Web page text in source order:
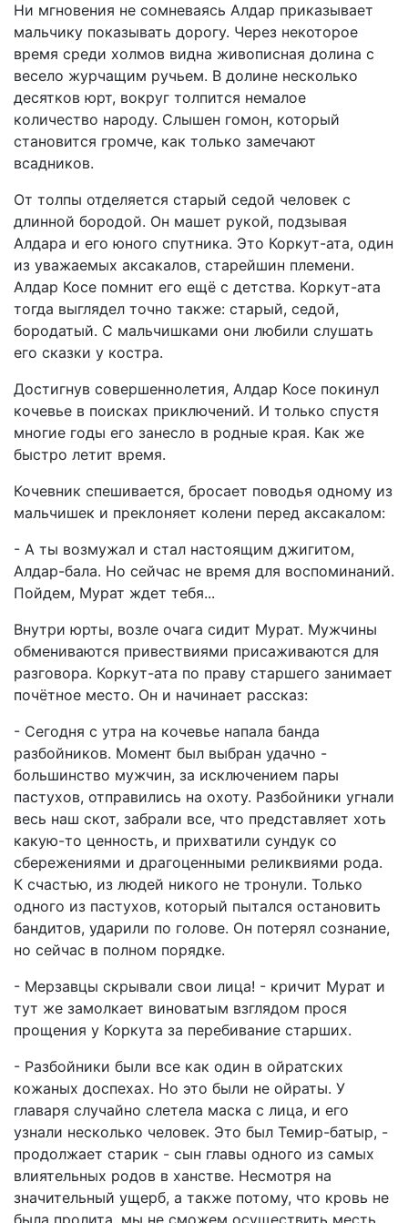
Ни мгновения не сомневаясь Алдар приказывает
мальчику показывать дорогу. Через некоторое
время среди холмов видна живописная долина с
весело журчащим ручьем. В долине несколько
десятков юрт, вокруг толпится немалое
количество народу. Слышен гомон, который
становится громче, как только замечают
всадников.
От толпы отделяется старый седой человек с
длинной бородой. Он машет рукой, подзывая
Алдара и его юного спутника. Это Коркут-ата, один
из уважаемых аксакалов, старейшин племени.
Алдар Косе помнит его ещё с детства. Коркут-ата
тогда выглядел точно также: старый, седой,
бородатый. С мальчишками они любили слушать
его сказки у костра.
Достигнув совершеннолетия, Алдар Косе покинул
кочевье в поисках приключений. И только спустя
многие годы его занесло в родные края. Как же
быстро летит время.
Кочевник спешивается, бросает поводья одному из
мальчишек и преклоняет колени перед аксакалом:
- А ты возмужал и стал настоящим джигитом,
Алдар-бала. Но сейчас не время для воспоминаний.
Пойдем, Мурат ждет тебя...
Внутри юрты, возле очага сидит Мурат. Мужчины
обмениваются привествиями присаживаются для
разговора. Коркут-ата по праву старшего занимает
почётное место. Он и начинает рассказ:
- Сегодня с утра на кочевье напала банда
разбойников. Момент был выбран удачно -
большинство мужчин, за исключением пары
пастухов, отправились на охоту. Разбойники угнали
весь наш скот, забрали все, что представляет хоть
какую-то ценность, и прихватили сундук со
сбережениями и драгоценными реликвиями рода.
К счастью, из людей никого не тронули. Только
одного из пастухов, который пытался остановить
бандитов, ударили по голове. Он потерял сознание,
но сейчас в полном порядке.
- Мерзавцы скрывали свои лица! - кричит Мурат и
тут же замолкает виноватым взглядом прося
прощения у Коркута за перебивание старших.
- Разбойники были все как один в ойратских
кожаных доспехах. Но это были не ойраты. У
главаря случайно слетела маска с лица, и его
узнали несколько человек. Это был Темир-батыр, -
продолжает старик - сын главы одного из самых
влиятельных родов в ханстве. Несмотря на
значительный ущерб, а также потому, что кровь не